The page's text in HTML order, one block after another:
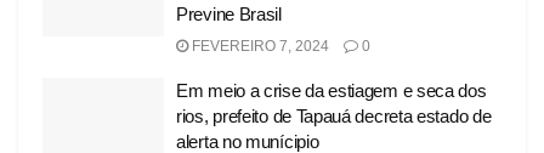
Previne Brasil
FEVEREIRO 7, 2024 0
Em meio a crise da estiagem e seca dos
rios, prefeito de Tapauá decreta estado de
alerta no munícipio